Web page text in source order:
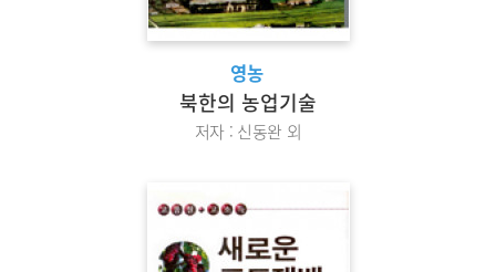
영농
북한의 농업기술
저자 : 신동완 외